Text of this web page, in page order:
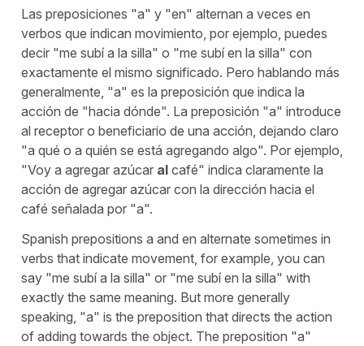
Las preposiciones "a" y "en" alternan a veces en
verbos que indican movimiento, por ejemplo, puedes
decir "me subí a la silla" o "me subí en la silla" con
exactamente el mismo significado. Pero hablando más
generalmente, "a" es la preposición que indica la
acción de "hacia dónde". La preposición "a" introduce
al receptor o beneficiario de una acción, dejando claro
"a qué o a quién se está agregando algo". Por ejemplo,
"Voy a agregar azúcar al café" indica claramente la
acción de agregar azúcar con la dirección hacia el
café señalada por "a".
Spanish prepositions a and en alternate sometimes in
verbs that indicate movement, for example, you can
say "me subí a la silla" or "me subí en la silla" with
exactly the same meaning. But more generally
speaking, "a" is the preposition that directs the action
of adding towards the object. The preposition "a"